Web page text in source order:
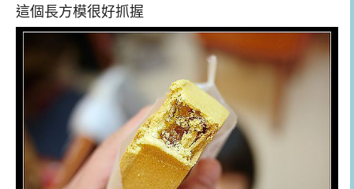
這個長方模很好抓握